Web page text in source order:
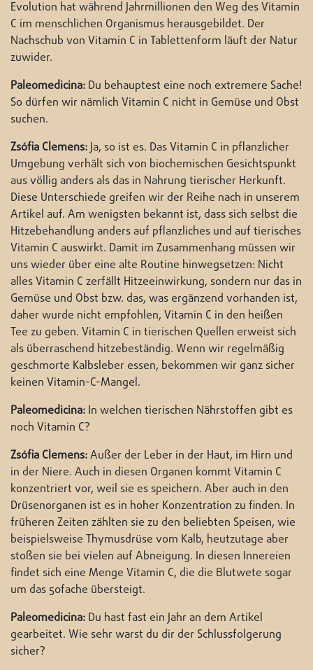
Evolution hat während Jahrmillionen den Weg des Vitamin
C im menschlichen Organismus herausgebildet. Der
Nachschub von Vitamin C in Tablettenform läuft der Natur
zuwider.
Paleomedicina: Du behauptest eine noch extremere Sache!
So dürfen wir nämlich Vitamin C nicht in Gemüse und Obst
suchen.
Zsófia Clemens:Ja, so ist es. Das Vitamin C in pflanzlicher
Umgebung verhält sich von biochemischen Gesichtspunkt
aus völlig anders als das in Nahrung tierischer Herkunft.
Diese Unterschiede greifen wir der Reihe nach in unserem
Artikel auf. Am wenigsten bekannt ist, dass sich selbst die
Hitzebehandlung anders auf pflanzliches und auf tierisches
Vitamin C auswirkt. Damit im Zusammenhang müssen wir
uns wieder über eine alte Routine hinwegsetzen: Nicht
alles Vitamin C zerfällt Hitzeeinwirkung, sondern nur das in
Gemüse und Obst bzw. das, was ergänzend vorhanden ist,
daher wurde nicht empfohlen, Vitamin C in den heißen
Tee zu geben. Vitamin C in tierischen Quellen erweist sich
als überraschend hitzebeständig. Wenn wir regelmäßig
geschmorte Kalbsleber essen, bekommen wir ganz sicher
keinen Vitamin-C-Mangel.
Paleomedicina: In welchen tierischen Nährstoffen gibt es
noch Vitamin C?
Zsófia Clemens:Außer der Leber in der Haut, im Hirn und
in der Niere. Auch in diesen Organen kommt Vitamin C
konzentriert vor, weil sie es speichern. Aber auch in den
Drüsenorganen ist es in hoher Konzentration zu finden. In
früheren Zeiten zählten sie zu den beliebten Speisen, wie
beispielsweise Thymusdrüse vom Kalb, heutzutage aber
stoßen sie bei vielen auf Abneigung. In diesen Innereien
findet sich eine Menge Vitamin C, die die Blutwete sogar
um das 50fache übersteigt.
Paleomedicina: Du hast fast ein Jahr an dem Artikel
gearbeitet. Wie sehr warst du dir der Schlussfolgerung
sicher?